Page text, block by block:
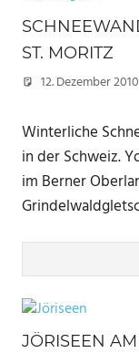
ST. MORITZ
12. Dezember 2010
Winterliche
in der Schweiz.
im Berner
JÖRISEEN